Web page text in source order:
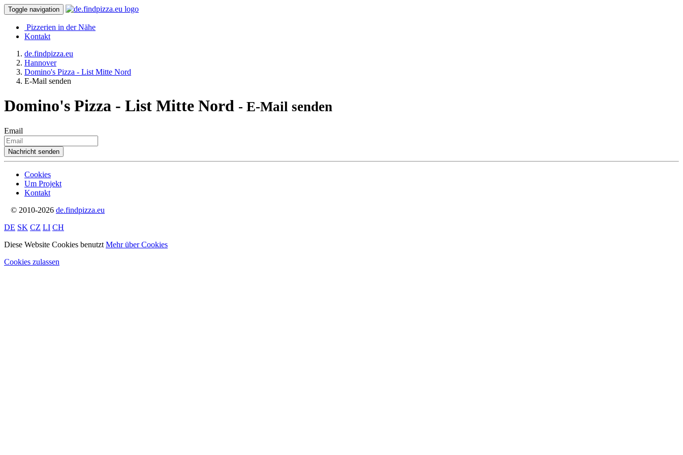
Toggle navigation
Pizzerien in der Nähe
Kontakt
de.findpizza.eu
Hannover
Domino's Pizza - List Mitte Nord
E-Mail senden
Domino's Pizza - List Mitte Nord - E-Mail senden
Email
Cookies
Um Projekt
Kontakt
© 2010-2026 de.findpizza.eu
DE SK CZ LI CH
Diese Website Cookies benutzt Mehr über Cookies
Cookies zulassen